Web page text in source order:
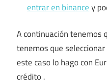
entrar en binancey
A continuación tenemos
tenemos que
este caso lo hago con
crédito .